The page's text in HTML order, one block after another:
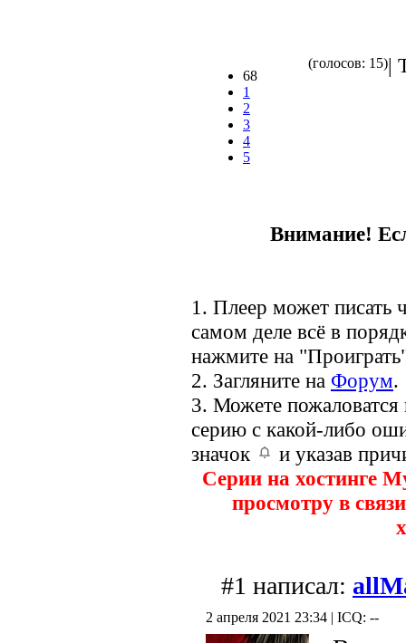
68
1
2
3
4
5
(голосов: 15)|
Внимание!
1. Плеер может писать
самом деле всё в
нажмите на
2. Загляните на Форум.
3. Можете
серию с какой-либо
значок
и указав
Серии на хостинге
просмотру в
#1 написал:
2 апреля 2021 23:34 | ICQ: --